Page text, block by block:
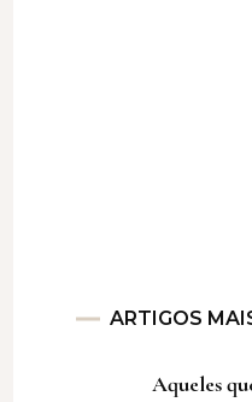
ARTIGOS
Aqueles